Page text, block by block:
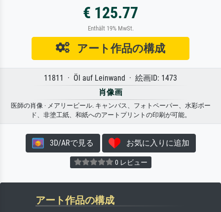
€ 125.77
Enthält 19% MwSt.
アート作品の構成
11811 · Öl auf Leinwand · 絵画ID: 1473
肖像画
医師の肖像 · メアリービール. キャンバス、フォトペーパー、水彩ボー
ド、非塗工紙、和紙へのアートプリントの印刷が可能。
3D/ARで見る お気に入りに追加
0 レビュー
アート作品の構成